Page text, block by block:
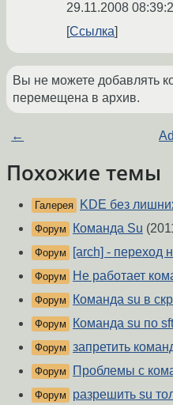
29.11.2008
Ссылка
Вы не можете добавлять
перемещена в архив.
←
Похожие темы
Галерея KDE без
Форум Команда Su
Форум [arch] - переход
Форум Не работает
Форум Команда su в
Форум Команда su по
Форум запретить
Форум Проблемы с
Форум разрешить su